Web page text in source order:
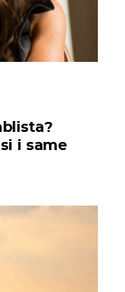
i same